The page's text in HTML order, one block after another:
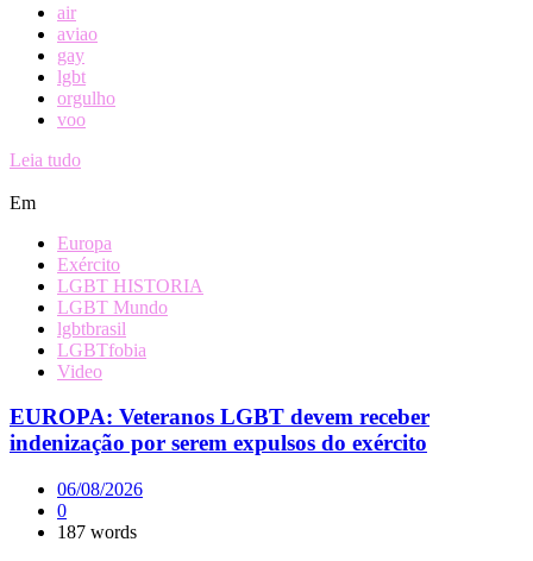
air
aviao
gay
lgbt
orgulho
voo
Leia tudo
Em
Europa
Exército
LGBT HISTORIA
LGBT Mundo
lgbtbrasil
LGBTfobia
Video
EUROPA: Veteranos LGBT devem receber
indenização por serem expulsos do exército
06/08/2026
0
187 words